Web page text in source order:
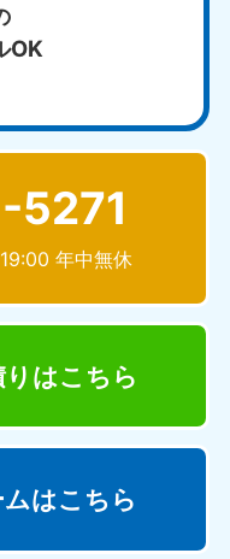
OK
5271
年中無休
はこちら
はこちら